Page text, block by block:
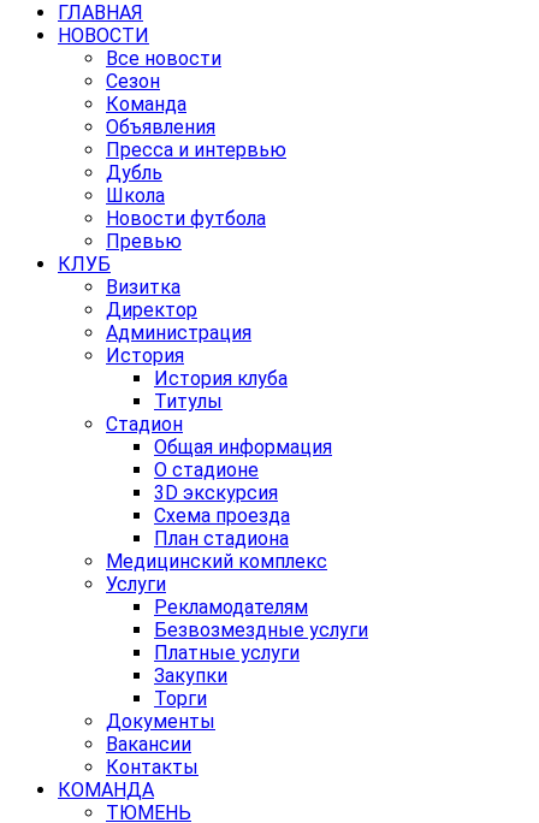
ГЛАВНАЯ
НОВОСТИ
Все новости
Сезон
Команда
Объявления
Пресса и интервью
Дубль
Школа
Новости футбола
Превью
КЛУБ
Визитка
Директор
Администрация
История
История клуба
Титулы
Стадион
Общая информация
О стадионе
3D экскурсия
Схема проезда
План стадиона
Медицинский комплекс
Услуги
Рекламодателям
Безвозмездные услуги
Платные услуги
Закупки
Торги
Документы
Вакансии
Контакты
КОМАНДА
ТЮМЕНЬ